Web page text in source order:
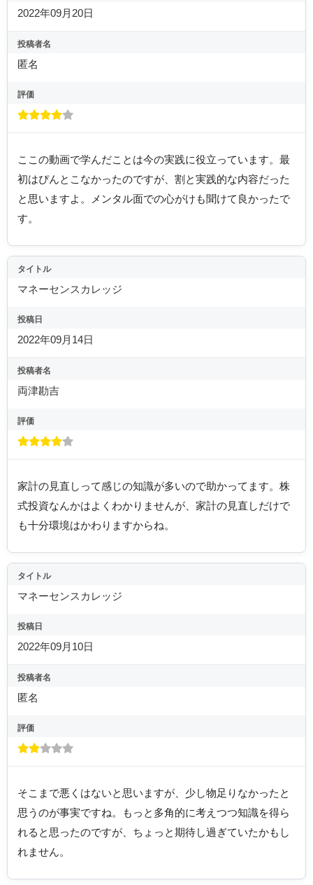
2022年09月20日
投稿者名
匿名
評価
ここの動画で学んだことは今の実践に役立っています。最
初はぴんとこなかったのですが、割と実践的な内容だった
と思いますよ。メンタル面での心がけも聞けて良かったで
す。
タイトル
マネーセンスカレッジ
投稿日
2022年09月14日
投稿者名
両津勘吉
評価
家計の見直しって感じの知識が多いので助かってます。株
式投資なんかはよくわかりませんが、家計の見直しだけで
も十分環境はかわりますからね。
タイトル
マネーセンスカレッジ
投稿日
2022年09月10日
投稿者名
匿名
評価
そこまで悪くはないと思いますが、少し物足りなかったと
思うのが事実ですね。もっと多角的に考えつつ知識を得ら
れると思ったのですが、ちょっと期待し過ぎていたかもし
れません。